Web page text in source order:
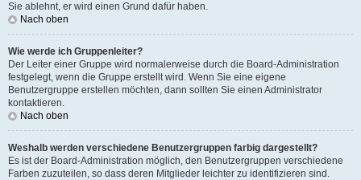
Sie ablehnt, er wird einen Grund dafür haben.
Nach oben
Wie werde ich Gruppenleiter?
Der Leiter einer Gruppe wird normalerweise durch die Board-Administration
festgelegt, wenn die Gruppe erstellt wird. Wenn Sie eine eigene
Benutzergruppe erstellen möchten, dann sollten Sie einen Administrator
kontaktieren.
Nach oben
Weshalb werden verschiedene Benutzergruppen farbig dargestellt?
Es ist der Board-Administration möglich, den Benutzergruppen verschiedene
Farben zuzuteilen, so dass deren Mitglieder leichter zu identifizieren sind.